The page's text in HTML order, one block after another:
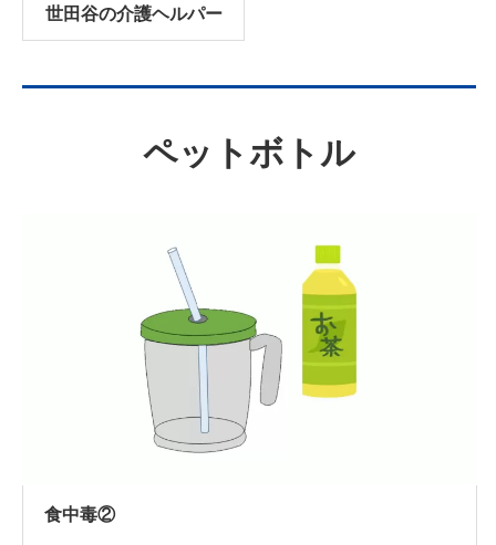
世田谷の介護ヘルパー
ペットボトル
食中毒②